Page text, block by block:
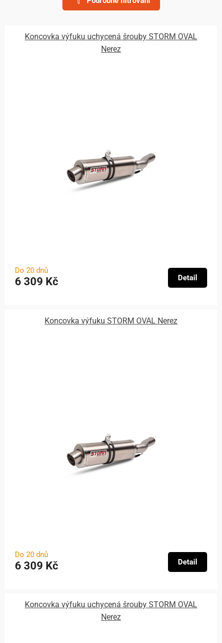
Koncovka výfuku uchycená šrouby STORM OVAL
Nerez
Do 20 dnů
6 309 Kč Detail
Koncovka výfuku STORM OVAL Nerez
Do 20 dnů
6 309 Kč Detail
Koncovka výfuku uchycená šrouby STORM OVAL
Nerez